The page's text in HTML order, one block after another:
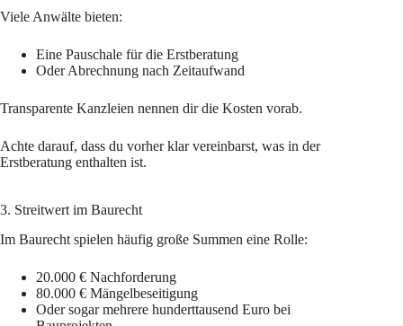
Viele Anwälte bieten:
Eine Pauschale für die Erstberatung
Oder Abrechnung nach Zeitaufwand
Transparente Kanzleien nennen dir die Kosten vorab.
Achte darauf, dass du vorher klar vereinbarst, was in der
Erstberatung enthalten ist.
3. Streitwert im Baurecht
Im Baurecht spielen häufig große Summen eine Rolle:
20.000 € Nachforderung
80.000 € Mängelbeseitigung
Oder sogar mehrere hunderttausend Euro bei